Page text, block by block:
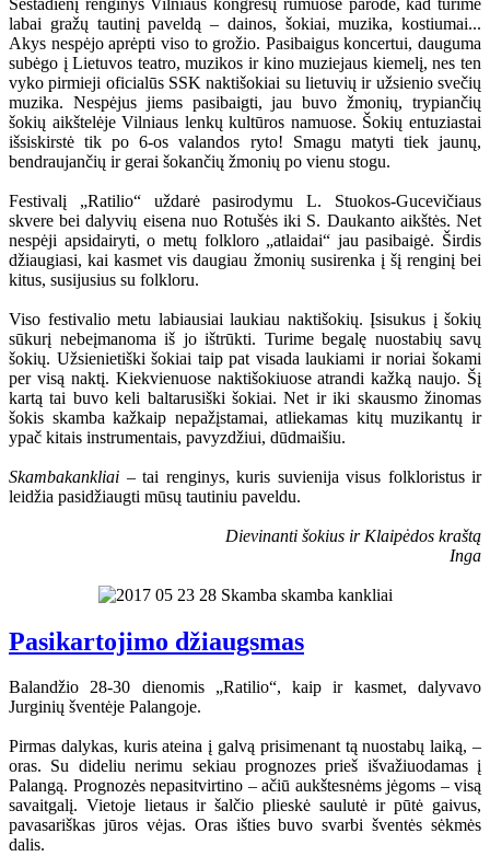
labai gražų tautinį paveldą – dainos, šokiai, muzika, kostiumai...
Akys nespėjo aprėpti viso to grožio. Pasibaigus koncertui, dauguma
subėgo į Lietuvos teatro, muzikos ir kino muziejaus kiemelį, nes ten
vyko pirmieji oficialūs SSK naktišokiai su lietuvių ir užsienio svečių
muzika. Nespėjus jiems pasibaigti, jau buvo žmonių, trypiančių
šokių aikštelėje Vilniaus lenkų kultūros namuose. Šokių entuziastai
išsiskirstė tik po 6-os valandos ryto! Smagu matyti tiek jaunų,
bendraujančių ir gerai šokančių žmonių po vienu stogu.
Festivalį „Ratilio“ uždarė pasirodymu L. Stuokos-Gucevičiaus
skvere bei dalyvių eisena nuo Rotušės iki S. Daukanto aikštės. Net
nespėji apsidairyti, o metų folkloro „atlaidai“ jau pasibaigė. Širdis
džiaugiasi, kai kasmet vis daugiau žmonių susirenka į šį renginį bei
kitus, susijusius su folkloru.
Viso festivalio metu labiausiai laukiau naktišokių. Įsisukus į šokių
sūkurį nebeįmanoma iš jo ištrūkti. Turime begalę nuostabių savų
šokių. Užsienietiški šokiai taip pat visada laukiami ir noriai šokami
per visą naktį. Kiekvienuose naktišokiuose atrandi kažką naujo. Šį
kartą tai buvo keli baltarusiški šokiai. Net ir iki skausmo žinomas
šokis skamba kažkaip nepažįstamai, atliekamas kitų muzikantų ir
ypač kitais instrumentais, pavyzdžiui, dūdmaišiu.
Skambakankliai – tai renginys, kuris suvienija visus folkloristus ir
leidžia pasidžiaugti mūsų tautiniu paveldu.
Dievinanti šokius ir Klaipėdos kraštą
Inga
Pasikartojimo džiaugsmas
Balandžio 28-30 dienomis „Ratilio“, kaip ir kasmet, dalyvavo
Jurginių šventėje Palangoje.
Pirmas dalykas, kuris ateina į galvą prisimenant tą nuostabų laiką, –
oras. Su dideliu nerimu sekiau prognozes prieš išvažiuodamas į
Palangą. Prognozės nepasitvirtino – ačiū aukštesnėms jėgoms – visą
savaitgalį. Vietoje lietaus ir šalčio plieskė saulutė ir pūtė gaivus,
pavasariškas jūros vėjas. Oras išties buvo svarbi šventės sėkmės
dalis.